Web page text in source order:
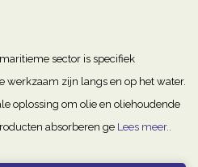
sector is specifiek
werkzaam zijn langs en op het water.
oplossing om olie en oliehoudende
absorberen ge Lees meer..